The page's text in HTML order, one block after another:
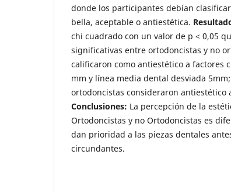
donde los participantes debían
bella, aceptable o antiestética.
chi cuadrado con un valor de p < 0,05
significativas entre ortodoncistas y no
calificaron como antiestético a factores
mm y línea media dental desviada
ortodoncistas consideraron antiestético
Conclusiones: La percepción de la
Ortodoncistas y no Ortodoncistas es
dan prioridad a las piezas dentales
circundantes.